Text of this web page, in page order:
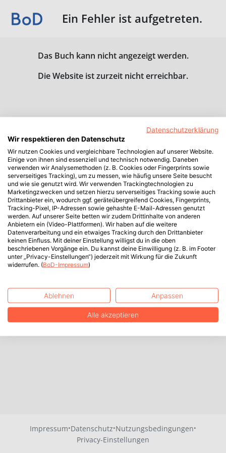
Ein Fehler ist aufgetreten.
Das Buch kann nicht angezeigt werden.
Die Website ist zurzeit nicht erreichbar.
Impressum·Datenschutz·Nutzungsbedingungen·
Privacy-Einstellungen
Datenschutzerklärung
Wir respektieren den Datenschutz
Wir nutzen Cookies und vergleichbare Technologien auf unserer Website.
Einige von ihnen sind essenziell und technisch notwendig. Daneben
verwenden wir Analysemethoden (z. B. Cookies oder Fingerprints sowie
serverseitiges Tracking), um zu messen, wie häufig unsere Seite besucht
und wie sie genutzt wird. Wir verwenden Trackingtechnologien zu
Marketingzwecken und setzen hierzu serverseitiges Tracking sowie auch
Drittanbieter ein, wodurch ggf. geräteübergreifend Cookies, Fingerprints,
Tracking-Pixel, IP-Adressen sowie gehashte E-Mail-Adressen genutzt
werden. Auf unserer Seite betten wir zudem Drittinhalte von anderen
Anbietern ein (Video-Plattformen). Wir haben auf die weitere
Datenverarbeitung und ein etwaiges Tracking durch den Drittanbieter
keinen Einfluss. Mit deiner Einstellung willigst du in die oben
beschriebenen Vorgänge ein. Du kannst deine Einwilligung (z. B. im Footer
unter „Privacy-Einstellungen“) jederzeit mit Wirkung für die Zukunft
widerrufen. (BoD-Impressum)
Ablehnen Anpassen
Alle akzeptieren